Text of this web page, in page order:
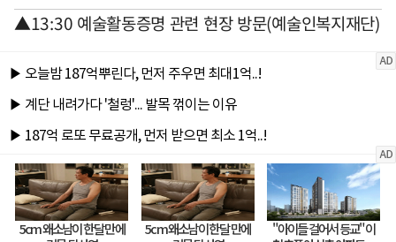
▲13:30 예술활동증명 관련 현장 방문(예술인복지재단)